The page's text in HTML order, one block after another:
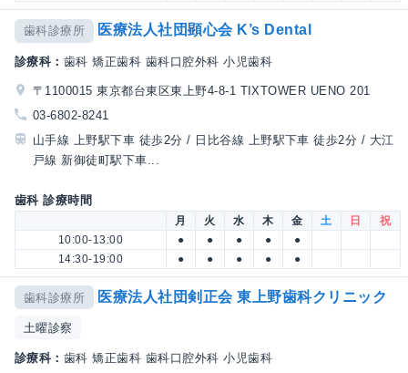
歯科診療所 医療法人社団顕心会 K’s Dental
診療科： 歯科 矯正歯科 歯科口腔外科 小児歯科
〒1100015 東京都台東区東上野4-8-1 TIXTOWER UENO 201
03-6802-8241
山手線 上野駅下車 徒歩2分 / 日比谷線 上野駅下車 徒歩2分 / 大江
戸線 新御徒町駅下車...
歯科 診療時間
月 火 水 木 金 土 日
祝
10:00-13:00
● ● ● ●
●
14:30-19:00
● ● ● ● ●
歯科診療所 医療法人社団剣正会 東上野歯科クリニック
土曜診察
診療科： 歯科 矯正歯科 歯科口腔外科 小児歯科